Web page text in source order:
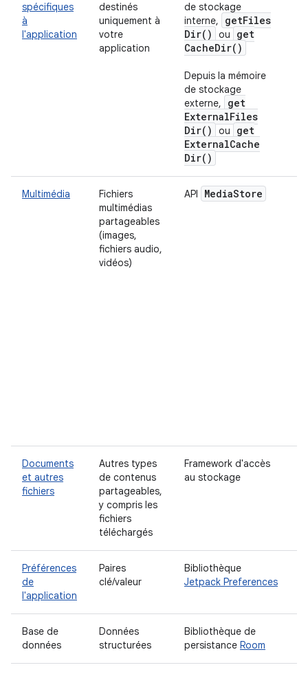
spécifiques
à
l'application
destinés
uniquement à
votre
application
de stockage
interne,
getFiles
Dir( ) ou
get
CacheDir( )
Depuis la mémoire
de stockage
externe,
get
ExternalFiles
Dir( ) ou
get
ExternalCache
Dir( )
Multimédia
Fichiers
multimédias
partageables
(images,
fichiers audio,
vidéos)
API MediaStore
Documents
et autres
fichiers
Autres types
de contenus
partageables,
y compris les
fichiers
téléchargés
Framework d'accès
au stockage
Préférences
de
l'application
Paires
clé/valeur
Bibliothèque
Jetpack Preferences
Base de
données
Données
structurées
Bibliothèque de
persistance Room